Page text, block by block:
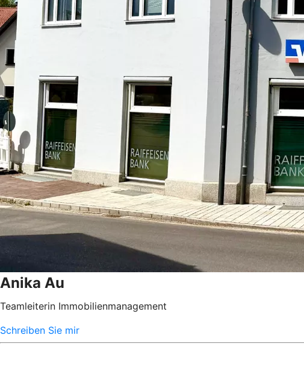
Anika Au
Teamleiterin Immobilienmanagement
Schreiben Sie mir